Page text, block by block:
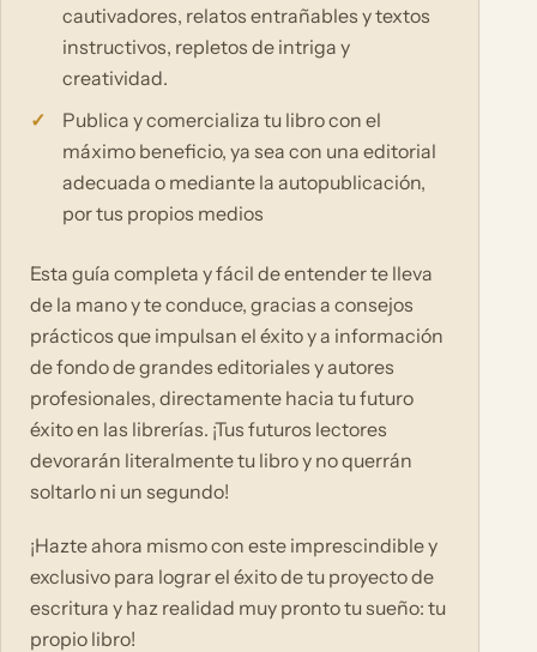
cautivadores, relatos entrañables y textos
instructivos, repletos de intriga y
creatividad.
Publica y comercializa tu libro con el
máximo beneficio, ya sea con una editorial
adecuada o mediante la autopublicación,
por tus propios medios
Esta guía completa y fácil de entender te lleva
de la mano y te conduce, gracias a consejos
prácticos que impulsan el éxito y a información
de fondo de grandes editoriales y autores
profesionales, directamente hacia tu futuro
éxito en las librerías. ¡Tus futuros lectores
devorarán literalmente tu libro y no querrán
soltarlo ni un segundo!
¡Hazte ahora mismo con este imprescindible y
exclusivo para lograr el éxito de tu proyecto de
escritura y haz realidad muy pronto tu sueño: tu
propio libro!